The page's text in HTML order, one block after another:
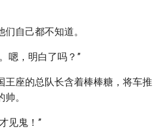
自己都不知道。
嗯，明白了吗？”
王座的总队长含着棒棒糖，将车推
。
见鬼！”